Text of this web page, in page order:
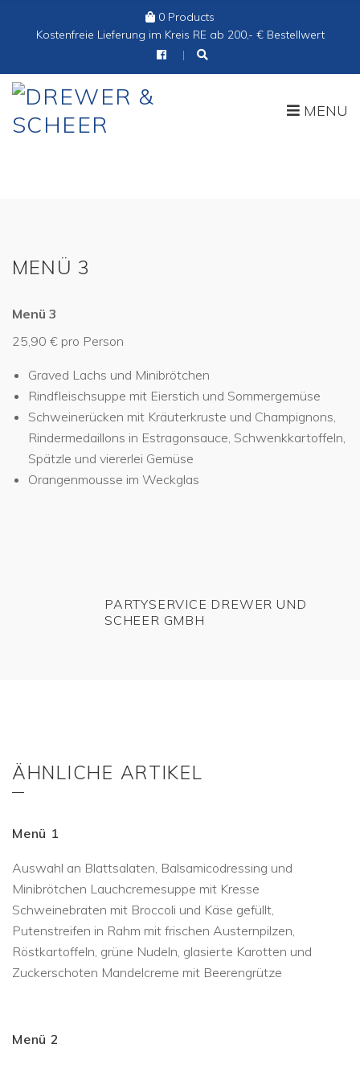
Cart:
0 Products
Kostenfreie Lieferung im Kreis RE ab 200,- € Bestellwert
MENU
MENÜ 3
Menü 3
25,90 € pro Person
Graved Lachs und Minibrötchen
Rindfleischsuppe mit Eierstich und Sommergemüse
Schweinerücken mit Kräuterkruste und Champignons,
Rindermedaillons in Estragonsauce, Schwenkkartoffeln,
Spätzle und viererlei Gemüse
Orangenmousse im Weckglas
PARTYSERVICE DREWER UND
SCHEER GMBH
ÄHNLICHE ARTIKEL
Menü 1
Auswahl an Blattsalaten, Balsamicodressing und
Minibrötchen Lauchcremesuppe mit Kresse
Schweinebraten mit Broccoli und Käse gefüllt,
Putenstreifen in Rahm mit frischen Austernpilzen,
Röstkartoffeln, grüne Nudeln, glasierte Karotten und
Zuckerschoten Mandelcreme mit Beerengrütze
Menü 2